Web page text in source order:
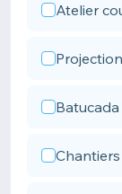
Atelier